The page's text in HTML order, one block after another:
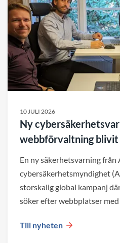
10 JULI 2026
Ny
webbförvaltning
En ny säkerhetsvarning
cybersäkerhetsmyndighet
storskalig global kampanj
söker efter webbplatser
av plattform och den
Till nyheten